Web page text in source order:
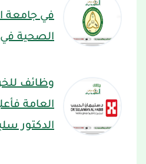
في جامعة
الصحية في 3
وظائف
العامة
الدكتور